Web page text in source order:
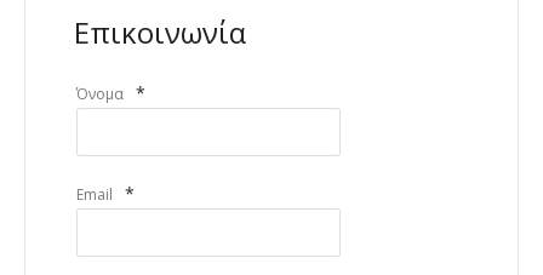
Επικοινωνία
Όνομα *
Email *